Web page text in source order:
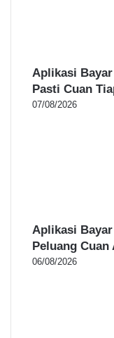
Aplikasi Bayar
Pasti Cuan
07/08/2026
Aplikasi
Peluang Cuan
06/08/2026